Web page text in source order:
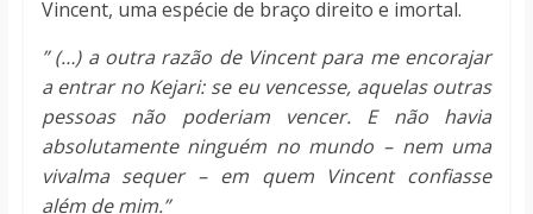
Vincent, uma espécie de braço direito e imortal.
” (…) a outra razão de Vincent para me encorajar
a entrar no Kejari: se eu vencesse, aquelas outras
pessoas não poderiam vencer. E não havia
absolutamente ninguém no mundo – nem uma
vivalma sequer – em quem Vincent confiasse
além de mim.”